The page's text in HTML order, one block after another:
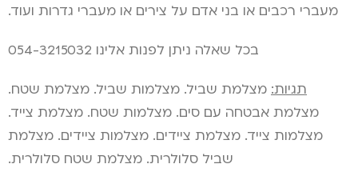
מעברי רכבים או בני אדם על צירים או מעברי גדרות ועוד.
בכל שאלה ניתן לפנות אלינו 054-3215032
תגיות: מצלמת שביל. מצלמות שביל. מצלמת שטח.
מצלמת אבטחה עם סים. מצלמות שטח. מצלמת צייד.
מצלמות צייד. מצלמת ציידים. מצלמות ציידים. מצלמת
שביל סלולרית. מצלמת שטח סלולרית.